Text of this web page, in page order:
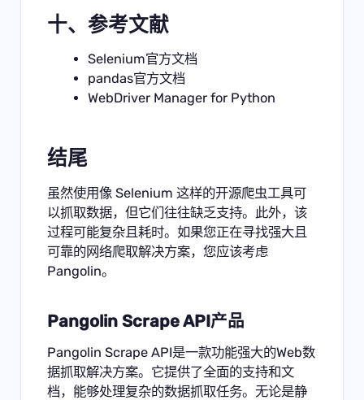
十、参考文献
Selenium官方文档
pandas官方文档
WebDriver Manager for Python
结尾
虽然使用像 Selenium 这样的开源爬虫工具可
以抓取数据，但它们往往缺乏支持。此外，该
过程可能复杂且耗时。如果您正在寻找强大且
可靠的网络爬取解决方案，您应该考虑
Pangolin。
PangolinScrape API产品
Pangolin Scrape API是一款功能强大的Web数
据抓取解决方案。它提供了全面的支持和文
档，能够处理复杂的数据抓取任务。无论是静